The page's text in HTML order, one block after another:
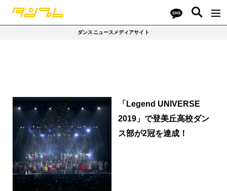
ダンスニュースメディアサイト
「Legend UNIVERSE
2019」で登美丘高校ダン
ス部が2冠を達成！